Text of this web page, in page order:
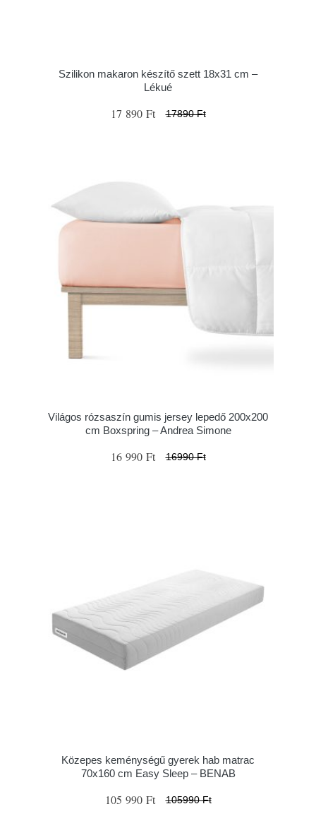
Szilikon makaron készítő szett 18x31 cm –
Lékué
17 890 Ft 17890 Ft
Világos rózsaszín gumis jersey lepedő 200x200
cm Boxspring – Andrea Simone
16 990 Ft 16990 Ft
Közepes keménységű gyerek hab matrac
70x160 cm Easy Sleep – BENAB
105 990 Ft 105990 Ft